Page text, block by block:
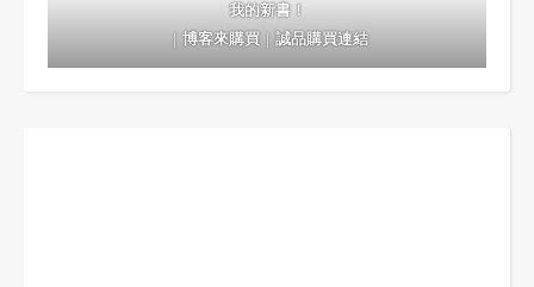
我的新書！
｜博客來購買｜誠品購買連結